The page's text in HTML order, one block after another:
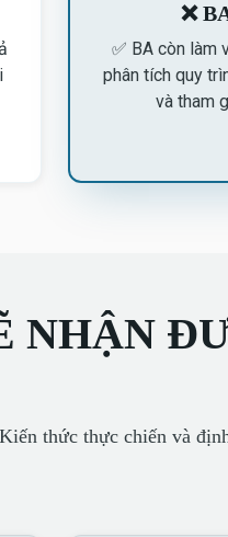
❌
✅ BA còn làm
phân tích quy
và tham
NHẬN
Kiến thức thực chiến và